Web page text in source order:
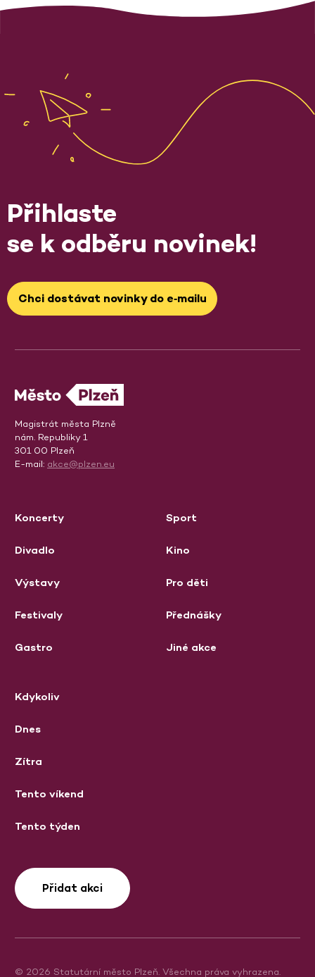
Přihlaste
se k odběru novinek!
Chci dostávat novinky do e‑mailu
Magistrát města Plzně
nám. Republiky 1
301 00 Plzeň
E-mail: akce@plzen.eu
Koncerty
Divadlo
Výstavy
Festivaly
Gastro
Sport
Kino
Pro děti
Přednášky
Jiné akce
Kdykoliv
Dnes
Zítra
Tento víkend
Tento týden
Přidat akci
© 2026 Statutární město Plzeň. Všechna práva vyhrazena.